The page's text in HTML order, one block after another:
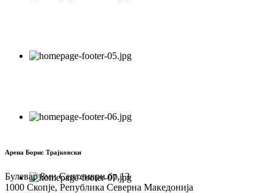
Арена Борис Трајковски
Булевар 8ми Септември бр.13
1000 Скопје, Република Северна Македонија